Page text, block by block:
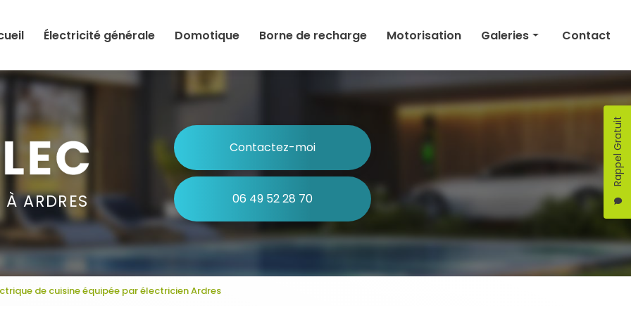
Rappel Gratuit
Électricité générale Domotique Borne de recharge Motorisation Galeries
Électricité générale
Domotique
Motorisation
Contact
À ARDRES
Contactez-moi
06 49 52 28 70
de cuisine équipée par électricien Ardres